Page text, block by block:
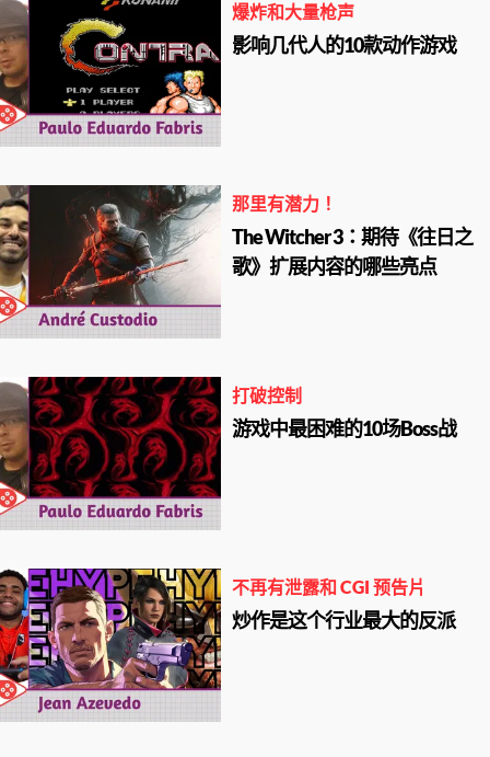
爆炸和大量枪声
影响几代人的10款动作游戏
那里有潜力！
The Witcher 3：期待《往日之
歌》扩展内容的哪些亮点
打破控制
游戏中最困难的10场Boss战
不再有泄露和 CGI​​ 预告片
炒作是这个行业最大的反派